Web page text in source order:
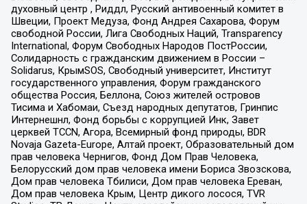
духовный центр , Риддл, Русский антивоенный комитет в
Швеции, Проект Медуза, Фонд Андрея Сахарова, Форум
свободной России, Лига Свободных Наций, Transparеncy
International, Форум Свободных Народов ПостРоссии,
Солидарность с гражданским движением в России –
Solidarus, КрымSOS, Свободный университет, Институт
государственного управления, Форум гражданского
общества Россия, Беллона, Союз жителей островов
Тисима и Хабомаи, Съезд народных депутатов, Гринпис
Интернешнл, Фонд борьбы с коррупцией Инк, Завет
церквей TCCN, Агора, Всемирный фонд природы, BDR
Novaja Gazeta-Europe, Алтай проект, Образовательный дом
прав человека Чернигов, Фонд Дом Прав Человека,
Белорусский дом прав человека имени Бориса Звозскова,
Дом прав человека Тбилиси, Дом прав человека Ереван,
Дом прав человека Крым, Центр дикого лосося, TVR